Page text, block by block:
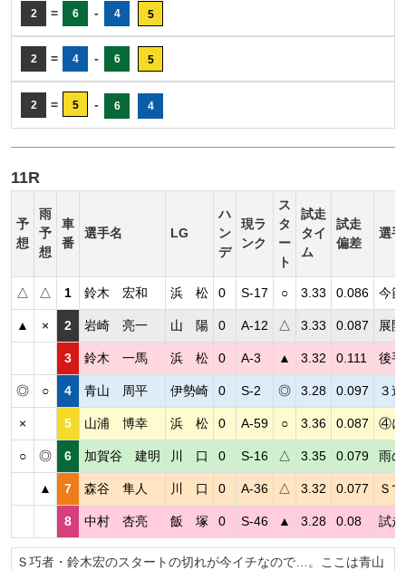
2 = 6 - 4 5
2 = 4 - 6 5
2 = 5 - 6 4
11R
予
想
雨
予
想
車
番
選手名 LG
ハ
ン
デ
現ラ
ンク
ス
タ
ー
ト
試走
タイ
ム
試走
偏差
選
△ △ 1 鈴木 宏和 浜 松 0 S-17 ○ 3.33 0.086 今
▲ × 2 岩崎 亮一 山 陽 0 A-12 △ 3.33 0.087 展
3 鈴木 一馬 浜 松 0 A-3 ▲ 3.32 0.111 後
◎ ○ 4 青山 周平 伊勢崎 0 S-2 ◎ 3.28 0.097 ３
× 5 山浦 博幸 浜 松 0 A-59 ○ 3.36 0.087 ④に
○ ◎ 6 加賀谷 建明 川 口 0 S-16 △ 3.35 0.079 雨
▲ 7 森谷 隼人 川 口 0 A-36 △ 3.32 0.077 Ｓ
8 中村 杏亮 飯 塚 0 S-46 ▲ 3.28 0.08 試
Ｓ巧者・鈴木宏のスタートの切れが今イチなので…。ここは青山